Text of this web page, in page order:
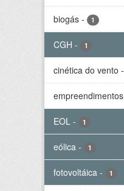
biogás - 1
CGH - 1
cinética do vento -
empreendimentos
EOL - 1
eólica - 1
fotovoltáica - 1